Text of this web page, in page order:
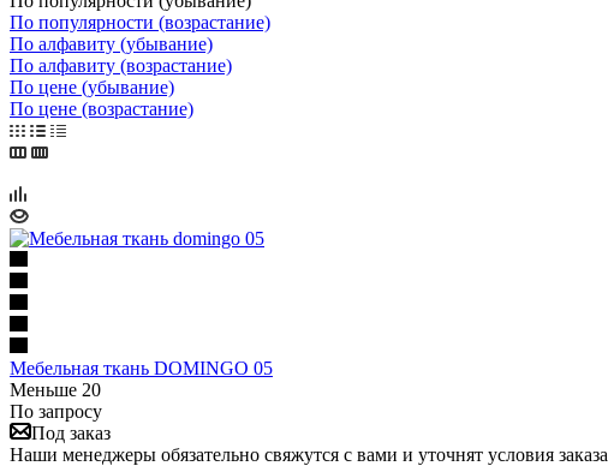
По популярности (возрастание)
По алфавиту (убывание)
По алфавиту (возрастание)
По цене (убывание)
По цене (возрастание)
Мебельная ткань DOMINGO 05
Меньше 20
По запросу
Под заказ
Наши менеджеры обязательно свяжутся с вами и уточнят условия заказа